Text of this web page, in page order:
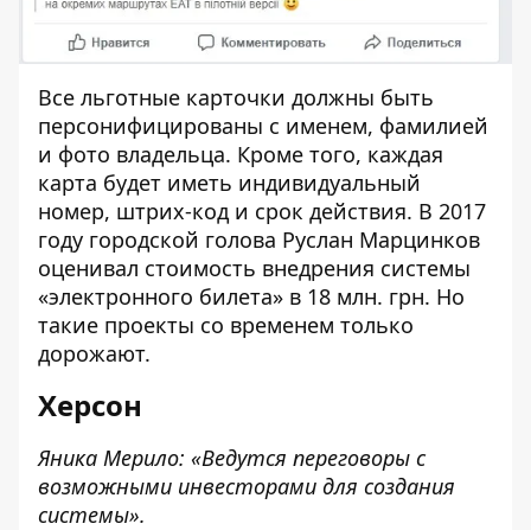
Все льготные карточки должны быть
персонифицированы с именем, фамилией
и фото владельца. Кроме того, каждая
карта будет иметь индивидуальный
номер, штрих-код и срок действия. В 2017
году городской голова Руслан Марцинков
оценивал стоимость внедрения системы
«электронного билета» в 18 млн. грн. Но
такие проекты со временем только
дорожают.
Херсон
Яника Мерило: «Ведутся переговоры с
возможными инвесторами для создания
системы».